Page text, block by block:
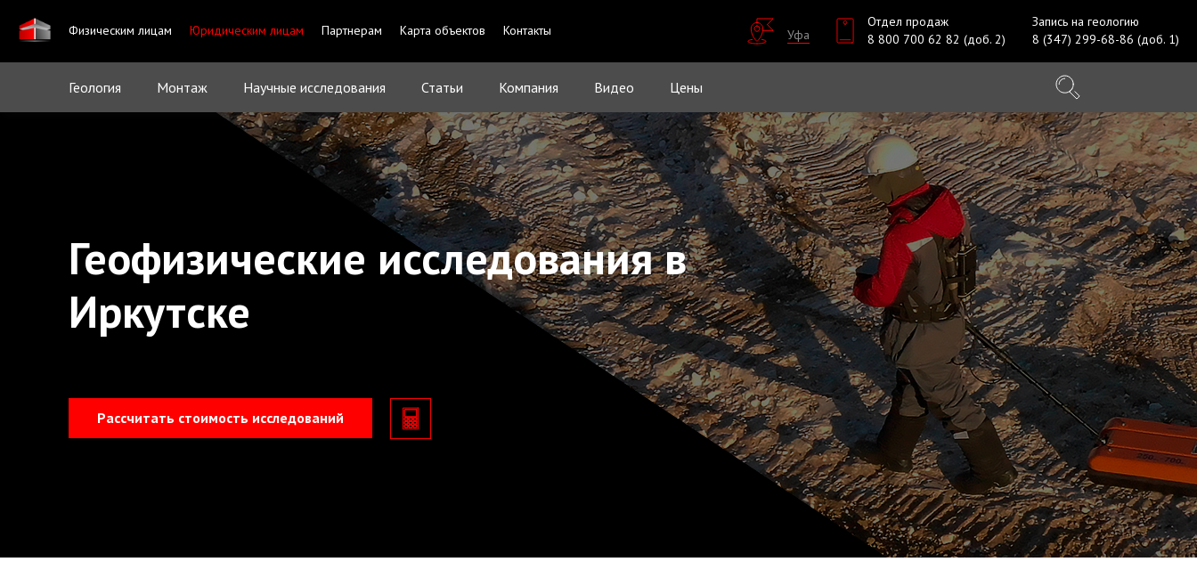
Физическим лицам Юридическим лицам Партнерам Карта объектов Контакты Уфа
Отдел продаж
8 800 700 62 82 (доб. 2)
Запись на геологию
8 (347) 299-68-86 (доб. 1)
Геология Монтаж Научные исследования Статьи Компания Видео Цены
Геофизические исследования в
Иркутске
Рассчитать стоимость исследований